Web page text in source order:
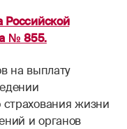
Российской
№ 855.
на выплату
страхования жизни
и органов